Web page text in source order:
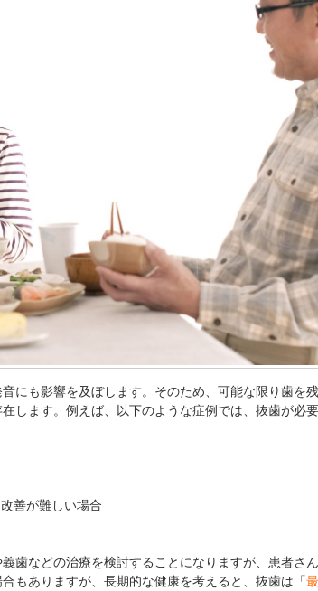
にも影響を及ぼします。そのため、可能な限り歯を
します。例えば、以下のような症例では、抜歯が必
善が難しい場合
歯などの治療を検討することになりますが、患者さ
もありますが、長期的な健康を考えると、抜歯は「